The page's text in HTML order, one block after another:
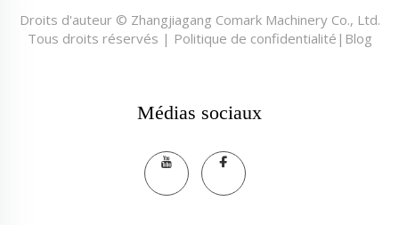
Droits d'auteur © Zhangjiagang Comark Machinery Co., Ltd.
Tous droits réservés | Politique de confidentialité | Blog
Médias sociaux